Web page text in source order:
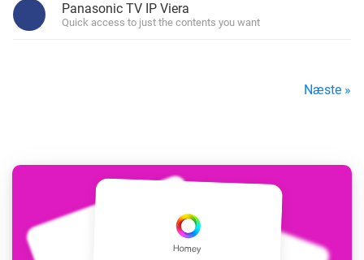
Panasonic TV IP Viera
Quick access to just the contents you want
Næste »